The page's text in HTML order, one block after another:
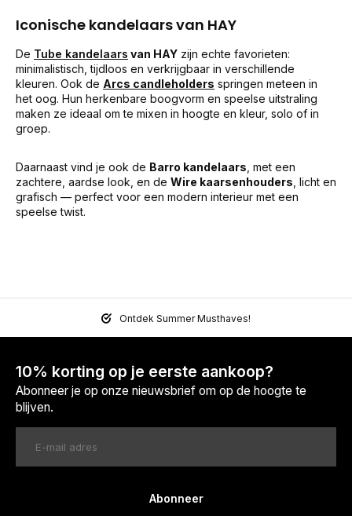
Iconische kandelaars van HAY
De Tube kandelaars van HAY zijn echte favorieten:
minimalistisch, tijdloos en verkrijgbaar in verschillende
kleuren. Ook de Arcs candleholders springen meteen in
het oog. Hun herkenbare boogvorm en speelse uitstraling
maken ze ideaal om te mixen in hoogte en kleur, solo of in
groep.
Daarnaast vind je ook de Barro kandelaars , met een
zachtere, aardse look, en de Wire kaarsenhouders , licht en
grafisch — perfect voor een modern interieur met een
speelse twist.
Ontdek Summer Musthaves!
10% korting op je eerste aankoop?
Abonneer je op onze nieuwsbrief om op de hoogte te
blijven.
Abonneer